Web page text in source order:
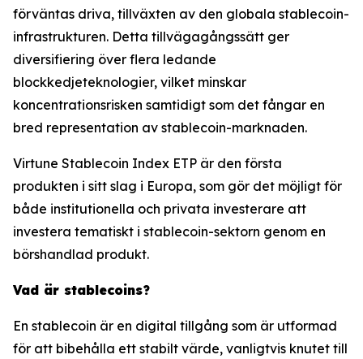
förväntas driva, tillväxten av den globala stablecoin-
infrastrukturen. Detta tillvägagångssätt ger
diversifiering över flera ledande
blockkedjeteknologier, vilket minskar
koncentrationsrisken samtidigt som det fångar en
bred representation av stablecoin-marknaden.
Virtune Stablecoin Index ETP är den första
produkten i sitt slag i Europa, som gör det möjligt för
både institutionella och privata investerare att
investera tematiskt i stablecoin-sektorn genom en
börshandlad produkt.
Vad är stablecoins?
En stablecoin är en digital tillgång som är utformad
för att bibehålla ett stabilt värde, vanligtvis knutet till